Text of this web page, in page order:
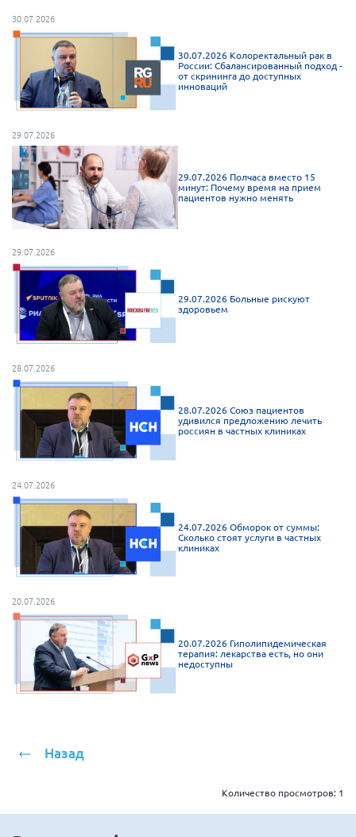
30.07.2026
30.07.2026 Колоректальный рак в
России: Сбалансированный подход -
от скрининга до доступных
инноваций
29.07.2026
29.07.2026 Полчаса вместо 15
минут: Почему время на прием
пациентов нужно менять
29.07.2026
29.07.2026 Больные рискуют
здоровьем
28.07.2026
28.07.2026 Союз пациентов
удивился предложению лечить
россиян в частных клиниках
24.07.2026
24.07.2026 Обморок от суммы:
Сколько стоят услуги в частных
клиниках
20.07.2026
20.07.2026 Гиполипидемическая
терапия: лекарства есть, но они
недоступны
Назад
Количество просмотров: 1